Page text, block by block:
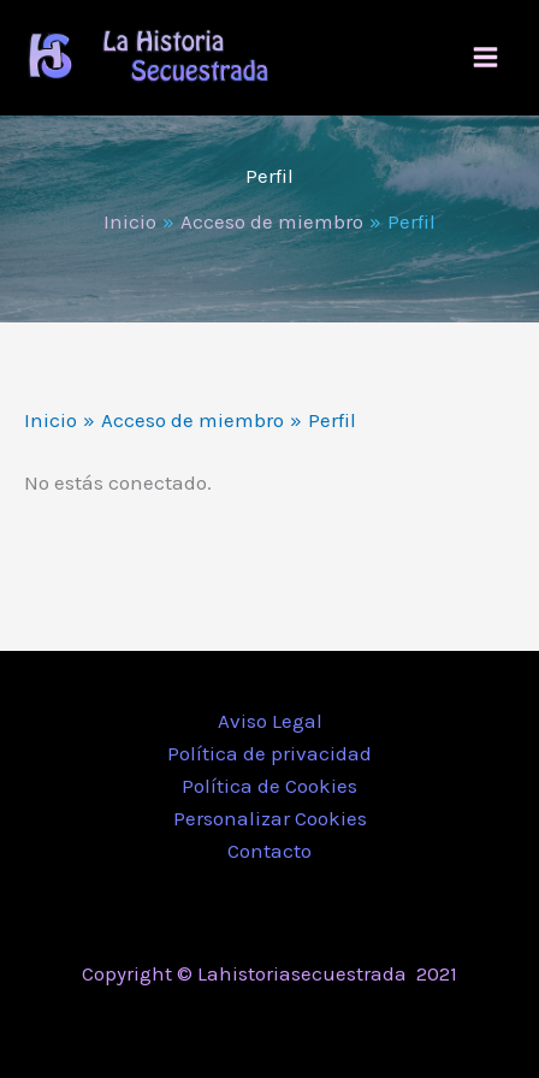
contenido
Perfil
Inicio
Acceso de miembro Perfil
Inicio Acceso de miembro Perfil
No estás conectado.
Aviso Legal
Política de privacidad
Política de Cookies
Personalizar Cookies
Contacto
Copyright © Lahistoriasecuestrada 2021